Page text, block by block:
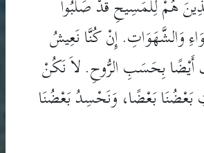
هُمْ لِلْمَسِيحِ قَدْ صَلَبُوا
وَالشَّهَوَاتِ. إِنْ كُنَّا نَعِيشُ
أَيْضًا بِحَسَبِ الرُّوحِ. لاَ نَكُنْ
بَعْضًا، وَنَحْسِدُ بَعْضُنَا